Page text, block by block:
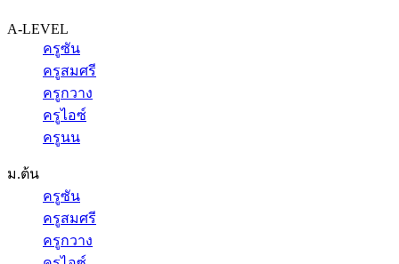
A-LEVEL
ครูซัน
ครูสมศรี
ครูกวาง
ครูไอซ์
ครูนน
ม.ต้น
ครูซัน
ครูสมศรี
ครูกวาง